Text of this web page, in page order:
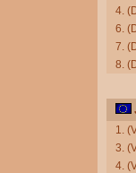
4.
6.
7.
8.
1.
3.
4.